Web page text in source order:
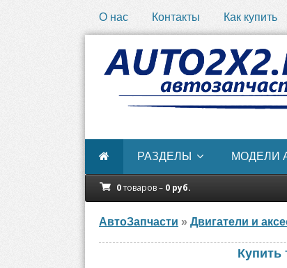
О нас Контакты Как купить
РАЗДЕЛЫ МОДЕЛИ
0товаров – 0 руб.
АвтоЗапчасти » Двигатели и
Купить